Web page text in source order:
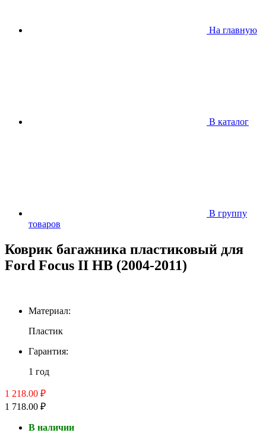
На главную
В каталог
В группу
товаров
Коврик багажника пластиковый для
Ford Focus II HB (2004-2011)
Материал:
Пластик
Гарантия:
1 год
1 218.00 ₽
1 718.00 ₽
В наличии